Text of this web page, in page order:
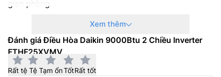
Xem thêm
Đánh giá Điều Hòa Daikin 9000Btu 2 Chiều Inverter
FTHF25XVMV
Rất tệ Tệ Tạm ổnTốtRất tốt